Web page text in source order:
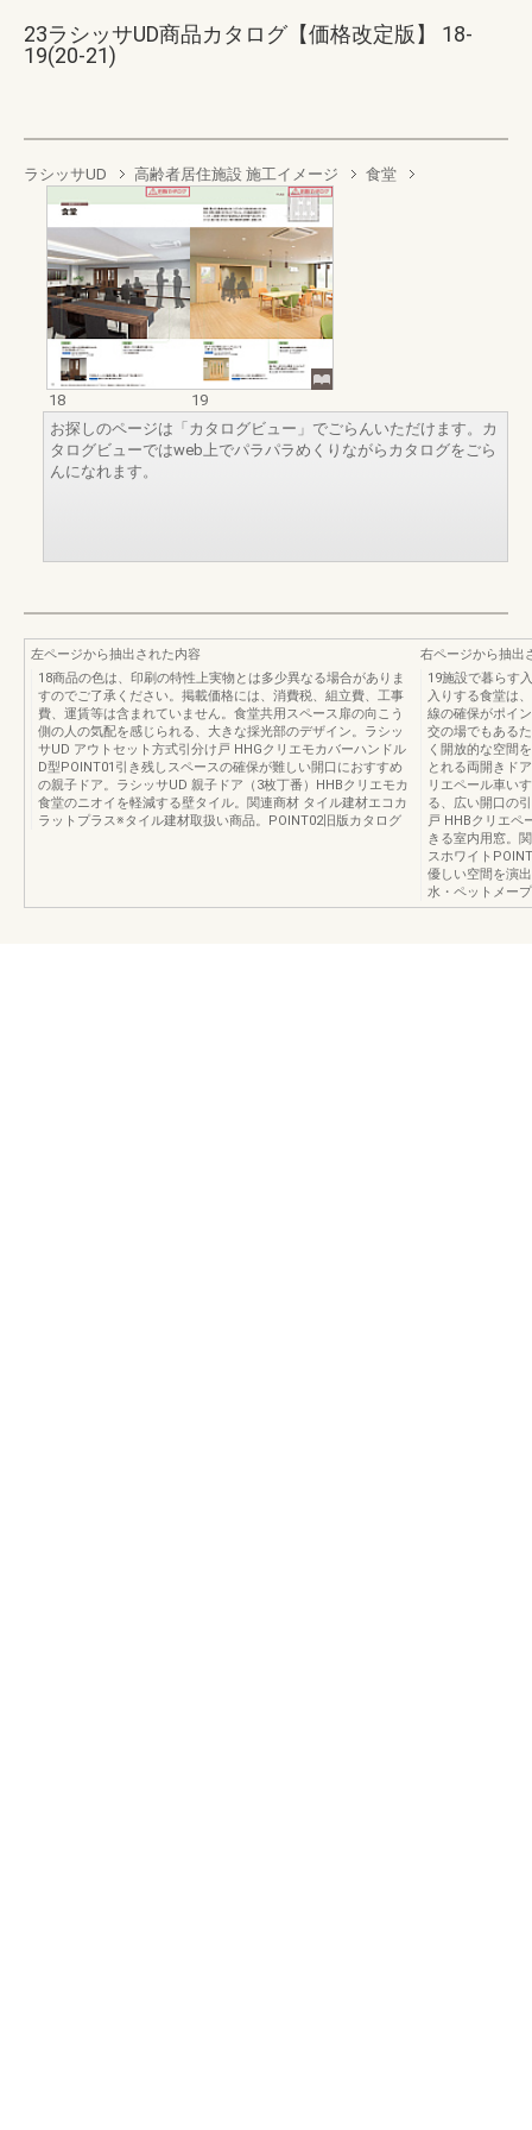
23ラシッサUD商品カタログ【価格改定版】 18-
19(20-21)
ラシッサUD 高齢者居住施設 施工イメージ 食堂
18
19
お探しのページは「カタログビュー」でごらんいただけます。カ
タログビューではweb上でパラパラめくりながらカタログをごら
んになれます。
左ページから抽出された内容
18商品の色は、印刷の特性上実物とは多少異なる場合がありま
すのでご了承ください。掲載価格には、消費税、組立費、工事
費、運賃等は含まれていません。食堂共用スペース扉の向こう
側の人の気配を感じられる、大きな採光部のデザイン。ラシッ
サUD アウトセット方式引分け戸 HHGクリエモカバーハンドル
D型POINT01引き残しスペースの確保が難しい開口におすすめ
の親子ドア。ラシッサUD 親子ドア（3枚丁番）HHBクリエモカ
食堂のニオイを軽減する壁タイル。関連商材 タイル建材エコカ
ラットプラス※タイル建材取扱い商品。POINT02旧版カタログ
右ページから抽出
19施設で暮らす
入りする食堂は
線の確保がポイ
交の場でもある
く開放的な空間
とれる両開きド
リエペール車い
る、広い開口の
戸 HHBクリエペ
きる室内用窓。
スホワイト
優しい空間を演
水・ペットメー